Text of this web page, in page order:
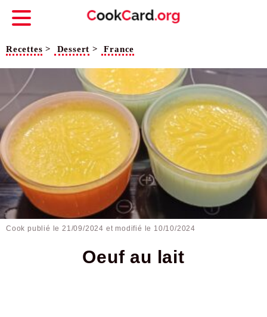
Recettes > Dessert > France
Cook publié le21/09/2024 et modifié le 10/10/2024
Oeuf au lait